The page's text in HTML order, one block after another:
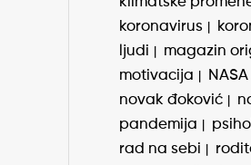
koronavirus
ljudi
magazin
motivacija
NASA
novak đoković
pandemija
rad na sebi